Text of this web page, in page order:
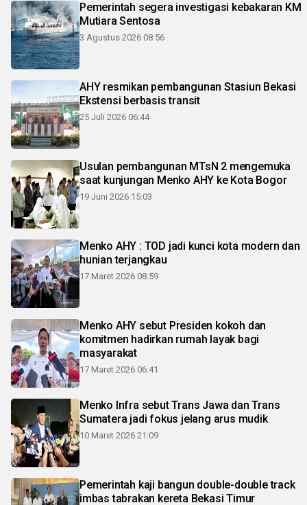
Pemerintah segera investigasi kebakaran KM
Mutiara Sentosa
3 Agustus 2026 08:56
AHY resmikan pembangunan Stasiun Bekasi
Ekstensi berbasis transit
25 Juli 2026 06:44
Usulan pembangunan MTsN 2 mengemuka
saat kunjungan Menko AHY ke Kota Bogor
19 Juni 2026 15:03
Menko AHY : TOD jadi kunci kota modern dan
hunian terjangkau
17 Maret 2026 08:59
Menko AHY sebut Presiden kokoh dan
komitmen hadirkan rumah layak bagi
masyarakat
17 Maret 2026 06:41
Menko Infra sebut Trans Jawa dan Trans
Sumatera jadi fokus jelang arus mudik
10 Maret 2026 21:09
Pemerintah kaji bangun double-double track
imbas tabrakan kereta Bekasi Timur